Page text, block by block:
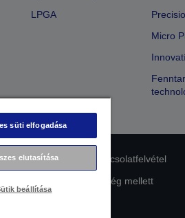
LPGA
Micro
Act Compliance
Kapcsolatfelvétel
az akadálymentesség mellett
süti elfogadása
elutasítása
beállítása